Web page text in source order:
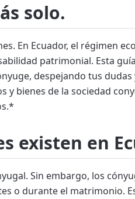
solo.
En Ecuador, el régimen
patrimonial. Esta
despejando tus
bienes de la sociedad
existen en
Sin embargo, los
o durante el matrimonio.